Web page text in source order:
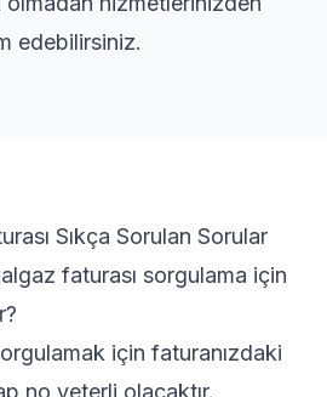
edebilirsiniz.
Sıkça Sorulan Sorular
faturası sorgulama için
için faturanızdaki
no yeterli olacaktır.